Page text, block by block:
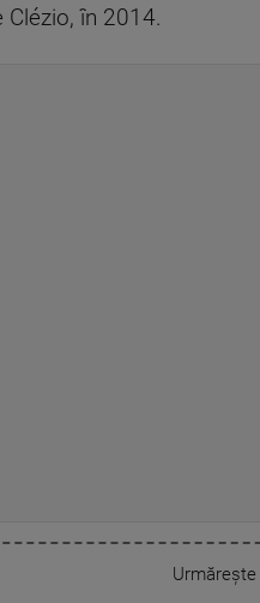
Clézio, în 2014.
Urmărește